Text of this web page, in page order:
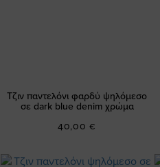
Τζιν παντελόνι φαρδύ ψηλόμεσο
σε dark blue denim χρώμα
40,00 €